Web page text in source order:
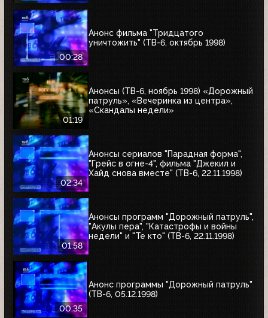
00:28
Анонс фильма "Тридцатого
уничтожить" (ТВ-6, октябрь 1998)
01:19
Анонсы (ТВ-6, ноябрь 1998) «Дорожный
патруль», «Вечеринка из центра»,
«Скандалы недели»
02:34
Анонсы сериалов "Парадная форма",
"Грейс в огне-4", фильма "Джекил и
Хайд снова вместе" (ТВ-6, 22.11.1998)
01:58
Анонсы программ "Дорожный патруль",
"Акулы пера", "Катастрофы и войны
недели" и "Те кто" (ТВ-6, 22.11.1998)
00:35
Анонс программы "Дорожный патруль"
(ТВ-6, 05.12.1998)